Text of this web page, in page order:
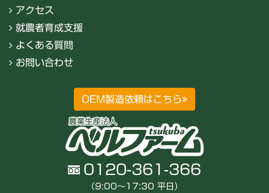
アクセス
就農者育成支援
よくある質問
お問い合わせ
OEM製造依頼はこちら
0120-361-366
（9:00〜17:30 平日）